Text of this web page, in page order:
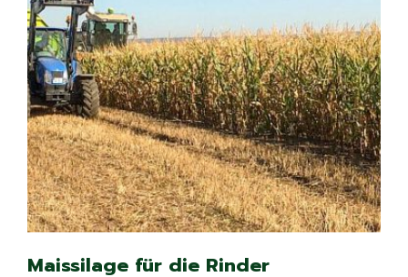
Maissilage für die Rinder